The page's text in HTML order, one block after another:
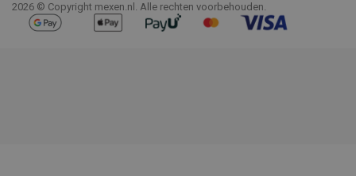
2026 © Copyright mexen.nl. Alle rechten voorbehouden.